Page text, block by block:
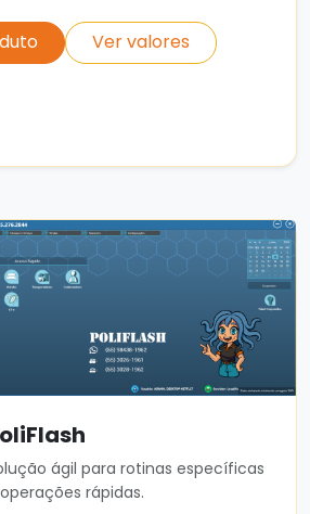
Ver valores
ágil para rotinas específicas
rápidas.